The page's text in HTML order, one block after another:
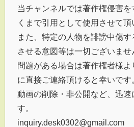
当チャンネルでは著作権侵害
くまで引用として使用させて頂
また、特定の人物を誹謗中傷
させる意図等は一切ございませ
問題がある場合は著作権者様
に直接ご連絡頂けると幸いです
動画の削除・非公開など、迅速
す。
inquiry.desk0302@gmail.com